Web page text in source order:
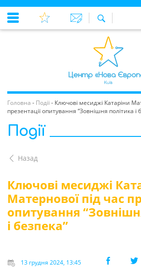
Головна - Події- Ключові месиджі Катаріни
презентації опитування “Зовнішня політика і
Події
Назад
Ключові месиджі
Матернової під час
опитування
і безпека”
13 грудня 2024, 13:45